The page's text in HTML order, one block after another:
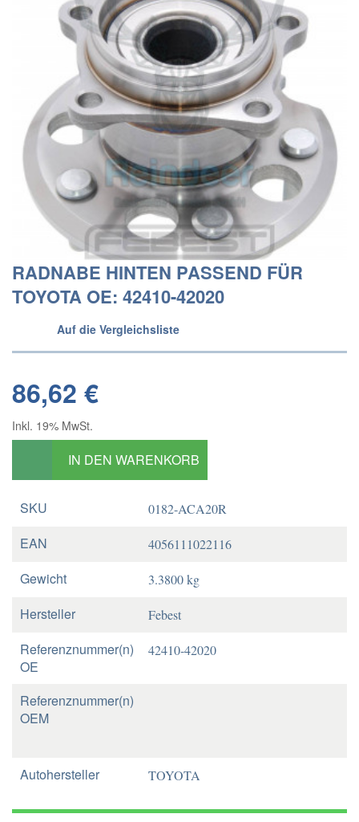
RADNABE HINTEN PASSEND FÜR
TOYOTA OE: 42410-42020
Auf die Vergleichsliste
86,62 €
Inkl. 19% MwSt.
IN DEN WARENKORB
SKU 0182-ACA20R
EAN 4056111022116
Gewicht 3.3800 kg
Hersteller Febest
Referenznummer(n)
OE
42410-42020
Referenznummer(n)
OEM
Autohersteller TOYOTA